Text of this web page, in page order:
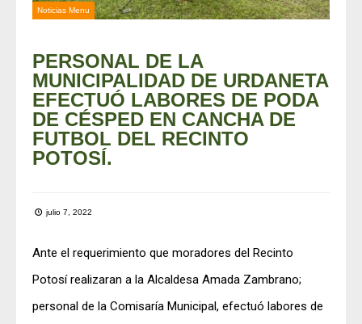
Noticias Menu
PERSONAL DE LA
MUNICIPALIDAD DE URDANETA
EFECTUÓ LABORES DE PODA
DE CÉSPED EN CANCHA DE
FUTBOL DEL RECINTO
POTOSÍ.
julio 7, 2022
Ante el requerimiento que moradores del Recinto
Potosí realizaran a la Alcaldesa Amada Zambrano;
personal de la Comisaría Municipal, efectuó labores de